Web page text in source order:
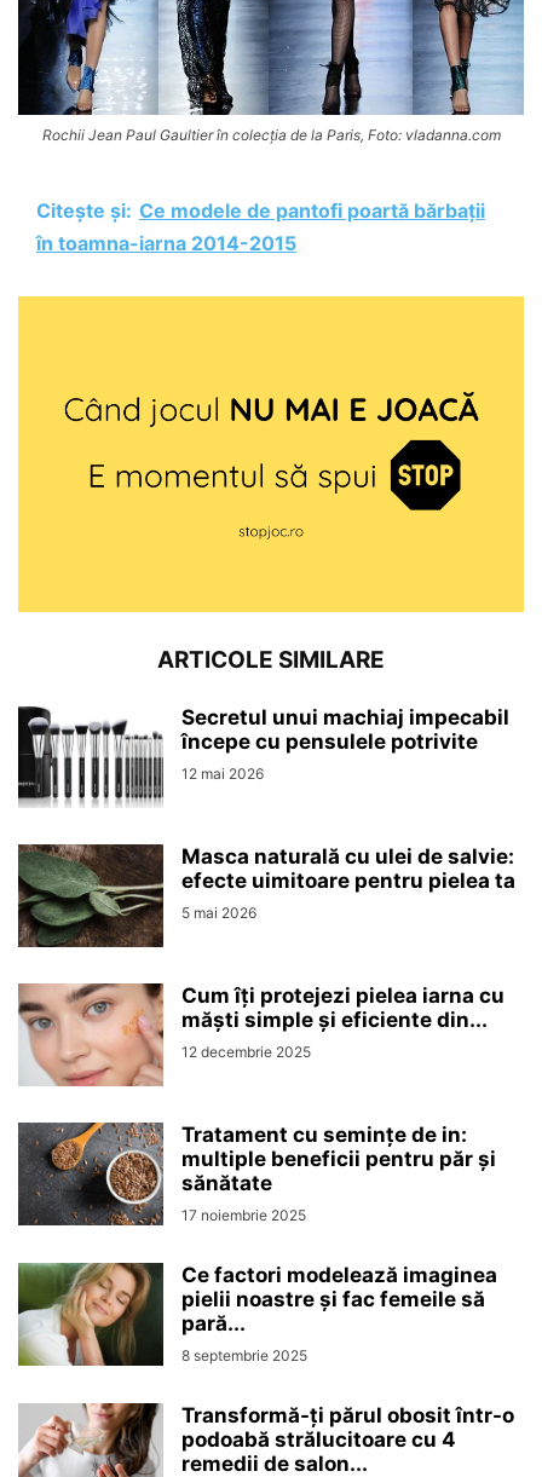
Rochii Jean Paul Gaultier în colecția de la Paris, Foto: vladanna.com
Citește și: Ce modele de pantofi poartă bărbații
în toamna-iarna 2014-2015
ARTICOLE SIMILARE
Secretul unui machiaj impecabil
începe cu pensulele potrivite
12 mai 2026
Masca naturală cu ulei de salvie:
efecte uimitoare pentru pielea ta
5 mai 2026
Cum îți protejezi pielea iarna cu
măști simple și eficiente din...
12 decembrie 2025
Tratament cu semințe de in:
multiple beneficii pentru păr și
sănătate
17 noiembrie 2025
Ce factori modelează imaginea
pielii noastre și fac femeile să
pară...
8 septembrie 2025
Transformă-ți părul obosit într-o
podoabă strălucitoare cu 4
remedii de salon...